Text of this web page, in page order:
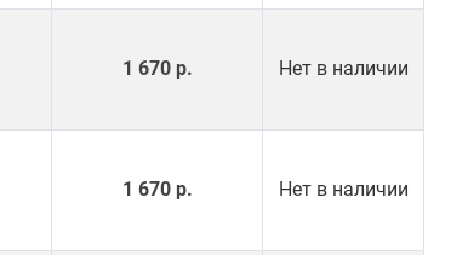
1 670 р. Нет в наличии
1 670 р. Нет в наличии